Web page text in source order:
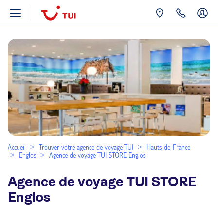
Accueil Trouver votre agence de voyage TUI
Hauts-de-France
Englos
Agence de voyage TUI STORE Englos
Agence de voyage TUI STORE
Englos